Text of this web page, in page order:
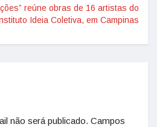
reúne obras de 16 artistas do
Ideia Coletiva, em Campinas
não será publicado. Campos